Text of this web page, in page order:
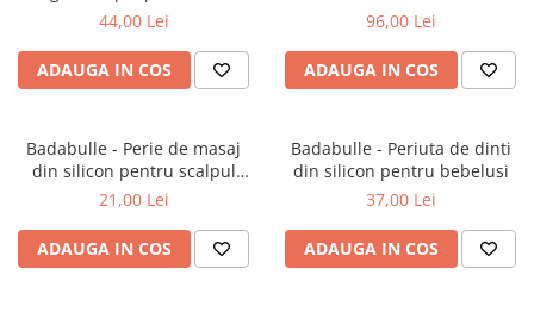
Pantaloni
Rochii
Incaltaminte
Sandale
Penare
Rechizite diverse
Aspiratoare nazale
Perne anticolici
Termometre
Umidificatoare
Siguranta
Alarme de incendiu si fum
Mixer blender robot
Sterilizatoare biberoane
Accesorii carnaval
Costume carnaval
Jocuri de imaginatie
Jocuri de indemanare
Jocuri de memorie
Babynest
Pilote si plapumiore
Pleduri si paturici
Protectie pat
Saci de dormit
Sisteme de purtare
in forma de balena
44,00 Lei
ADAUGA IN COS
96,00 Lei
ADAUGA IN COS
Badabulle - Perie de masaj
din silicon pentru scalpul
bebelusului
21,00 Lei
ADAUGA IN COS
Badabulle - Periuta de dinti
din silicon pentru bebelusi
37,00 Lei
ADAUGA IN COS